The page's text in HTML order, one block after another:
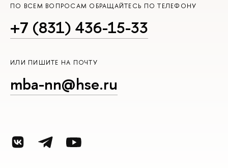
ПО ВСЕМ ВОПРОСАМ ОБРАЩАЙТЕСЬ ПО ТЕЛЕФОНУ
+7 (831) 436-15-33
ИЛИ ПИШИТЕ НА ПОЧТУ
mba-nn@hse.ru